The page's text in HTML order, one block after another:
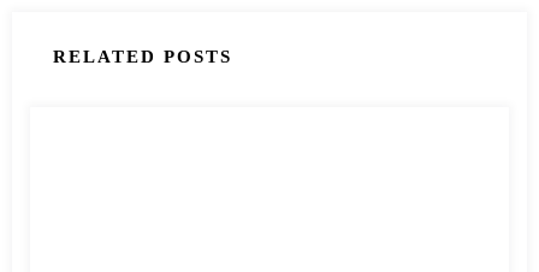
RELATED POSTS